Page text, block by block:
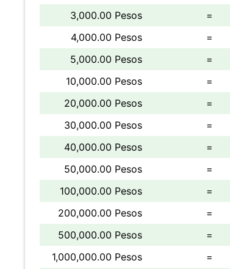
3,000.00 Pesos
=
4,000.00 Pesos
=
5,000.00 Pesos
=
10,000.00 Pesos
=
20,000.00 Pesos
=
30,000.00 Pesos
=
40,000.00 Pesos
=
50,000.00 Pesos
=
100,000.00 Pesos
=
200,000.00 Pesos
=
500,000.00 Pesos
=
1,000,000.00 Pesos
=